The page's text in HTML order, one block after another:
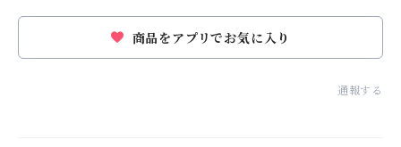
商品をアプリでお気に入り
通報する